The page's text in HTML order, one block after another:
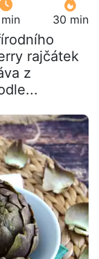
30 min
rajčátek
z